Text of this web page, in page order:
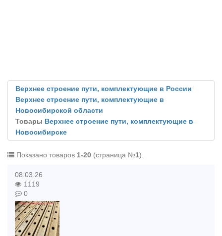
Верхнее строение пути, комплектующие в России
Верхнее строение пути, комплектующие в
Новосибирской области
Товары Верхнее строение пути, комплектующие в
Новосибирске
Показано товаров 1-20 (страница №1).
08.03.26
1119
0